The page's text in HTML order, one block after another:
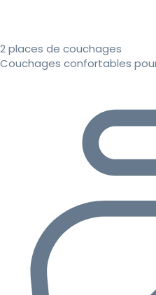
2 places de couchages
Couchages confortables